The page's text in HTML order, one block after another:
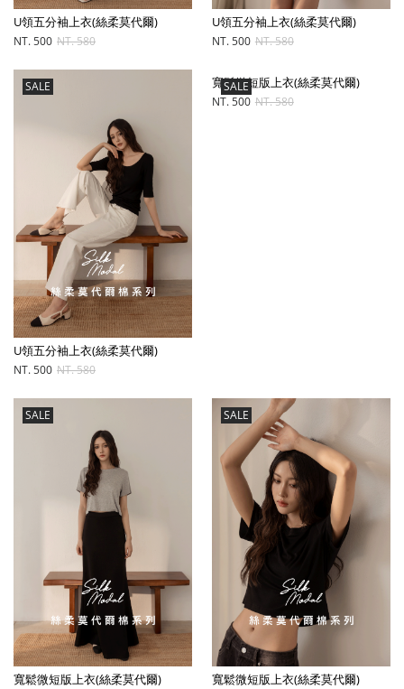
U領五分袖上衣(絲柔莫代爾)
NT. 500 NT. 580
U領五分袖上衣(絲柔莫代爾)
NT. 500 NT. 580
SALE
U領五分袖上衣(絲柔莫代爾)
NT. 500 NT. 580
SALE
寬鬆微短版上衣(絲柔莫代爾)
NT. 500 NT. 580
SALE
寬鬆微短版上衣(絲柔莫代爾)
SALE
寬鬆微短版上衣(絲柔莫代爾)